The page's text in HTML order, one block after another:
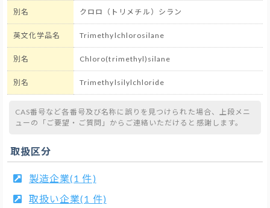
別名 クロロ（トリメチル）シラン
英文化学品名 Trimethylchlorosilane
別名 Chloro(trimethyl)silane
別名 Trimethylsilylchloride
CAS番号など各番号及び名称に誤りを見つけられた場合、上段メニ
ューの「ご要望・ご質問」からご連絡いただけると感謝します。
取扱区分
製造企業(1 件)
取扱い企業(1 件)